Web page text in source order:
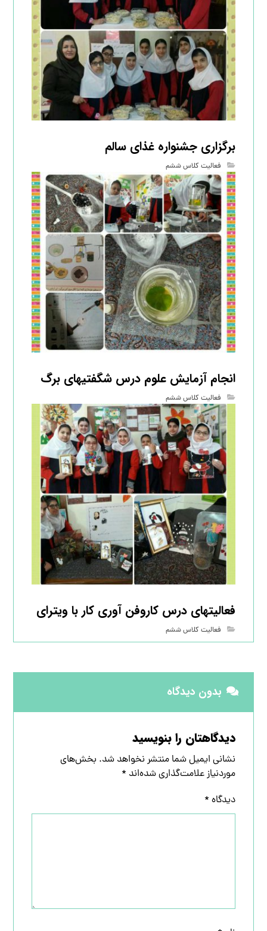
برگزاری جشنواره غذای سالم
فعالیت کلاس ششم
انجام آزمایش علوم درس شگفتیهای برگ
فعالیت کلاس ششم
فعالیتهای درس کاروفن آوری کار با ویترای
فعالیت کلاس ششم
بدون دیدگاه
دیدگاهتان را بنویسید
نشانی ایمیل شما منتشر نخواهد شد. بخش‌های
موردنیاز علامت‌گذاری شده‌اند *
دیدگاه *